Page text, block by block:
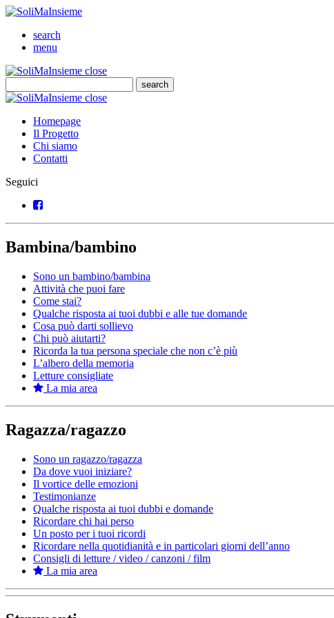
SoliMaInsieme
search
menu
SoliMaInsieme
closeClose
search
Cerca
SoliMaInsieme
closeClose
Homepage
Il Progetto
Chi siamo
Contatti
Seguici
Facebook
Bambina/bambino
Sono un bambino/bambina
Attività che puoi fare
Come stai?
Qualche risposta ai tuoi dubbi e alle tue domande
Cosa può darti sollievo
Chi può aiutarti?
Ricorda la tua persona speciale che non c’è più
L’albero della memoria
Letture consigliate
La mia area
Ragazza/ragazzo
Sono un ragazzo/ragazza
Da dove vuoi iniziare?
Il vortice delle emozioni
Testimonianze
Qualche risposta ai tuoi dubbi e domande
Ricordare chi hai perso
Un posto per i tuoi ricordi
Ricordare nella quotidianità e in particolari giorni dell’anno
Consigli di letture / video / canzoni / film
La mia area